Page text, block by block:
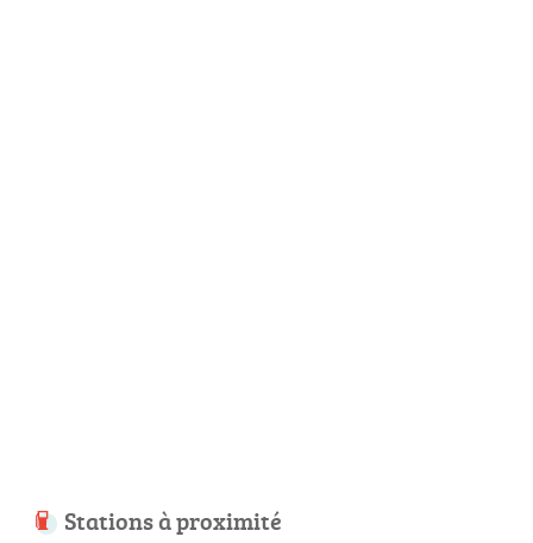
Stations à proximité